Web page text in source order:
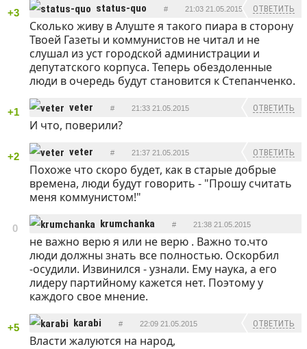
+3 status-quo # 21:03 21.05.2015 ОТВЕТИТЬ
Сколько живу в Алуште я такого пиара в сторону
Твоей Газеты и коммунистов не читал и не
слушал из уст городской администрации и
депутатского корпуса. Теперь обездоленные
люди в очередь будут становится к Степанченко.
+1 veter # 21:33 21.05.2015 ОТВЕТИТЬ
И что, поверили?
+2 veter # 21:37 21.05.2015 ОТВЕТИТЬ
Похоже что скоро будет, как в старые добрые
времена, люди будут говорить - "Прошу считать
меня коммунистом!"
0 krumchanka # 21:38 21.05.2015
ОТВЕТИТЬ
не важно верю я или не верю . Важно то.что
люди должны знать все полностью. Оскорбил
-осудили. Извинился - узнали. Ему наука, а его
лидеру партийному кажется нет. Поэтому у
каждого свое мнение.
+5 karabi # 22:09 21.05.2015 ОТВЕТИТЬ
Власти жалуются на народ,